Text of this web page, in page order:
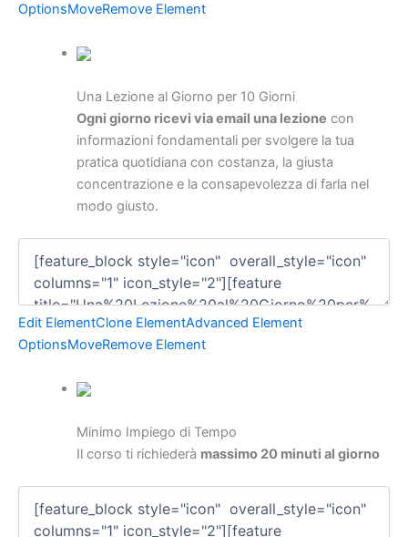
OptionsMoveRemove Element
Una Lezione al Giorno per 10 Giorni
Ogni giorno ricevi via email una lezione con
informazioni fondamentali per svolgere la tua
pratica quotidiana con costanza, la giusta
concentrazione e la consapevolezza di farla nel
modo giusto.
Edit ElementClone ElementAdvanced Element
OptionsMoveRemove Element
Minimo Impiego di Tempo
Il corso ti richiederà massimo 20 minuti al giorno